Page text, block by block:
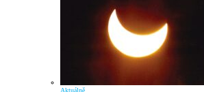
Aktuálně